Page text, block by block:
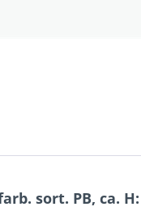
sort. PB, ca. H: